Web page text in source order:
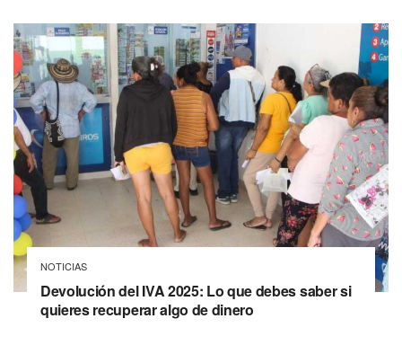
NOTICIAS
Devolución del IVA 2025: Lo que debes saber si
quieres recuperar algo de dinero